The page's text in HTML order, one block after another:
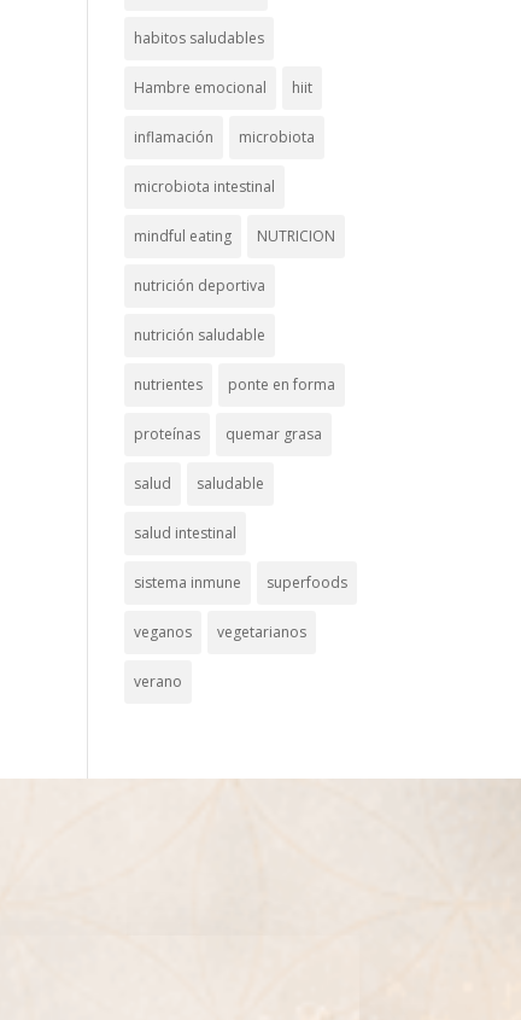
habitos saludables
Hambre emocional hiit
inflamación microbiota
microbiota intestinal
mindful eating NUTRICION
nutrición deportiva
nutrición saludable
nutrientes ponte en forma
proteínas quemar grasa
salud saludable
salud intestinal
sistema inmune superfoods
veganos vegetarianos
verano